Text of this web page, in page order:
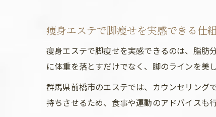
痩身エステで脚瘦せを実感できる仕
痩身エステで脚瘦せを実感できるのは、脂肪
に体重を落とすだけでなく、脚のラインを美
群馬県前橋市のエステでは、カウンセリング
持ちさせるため、食事や運動のアドバイスも